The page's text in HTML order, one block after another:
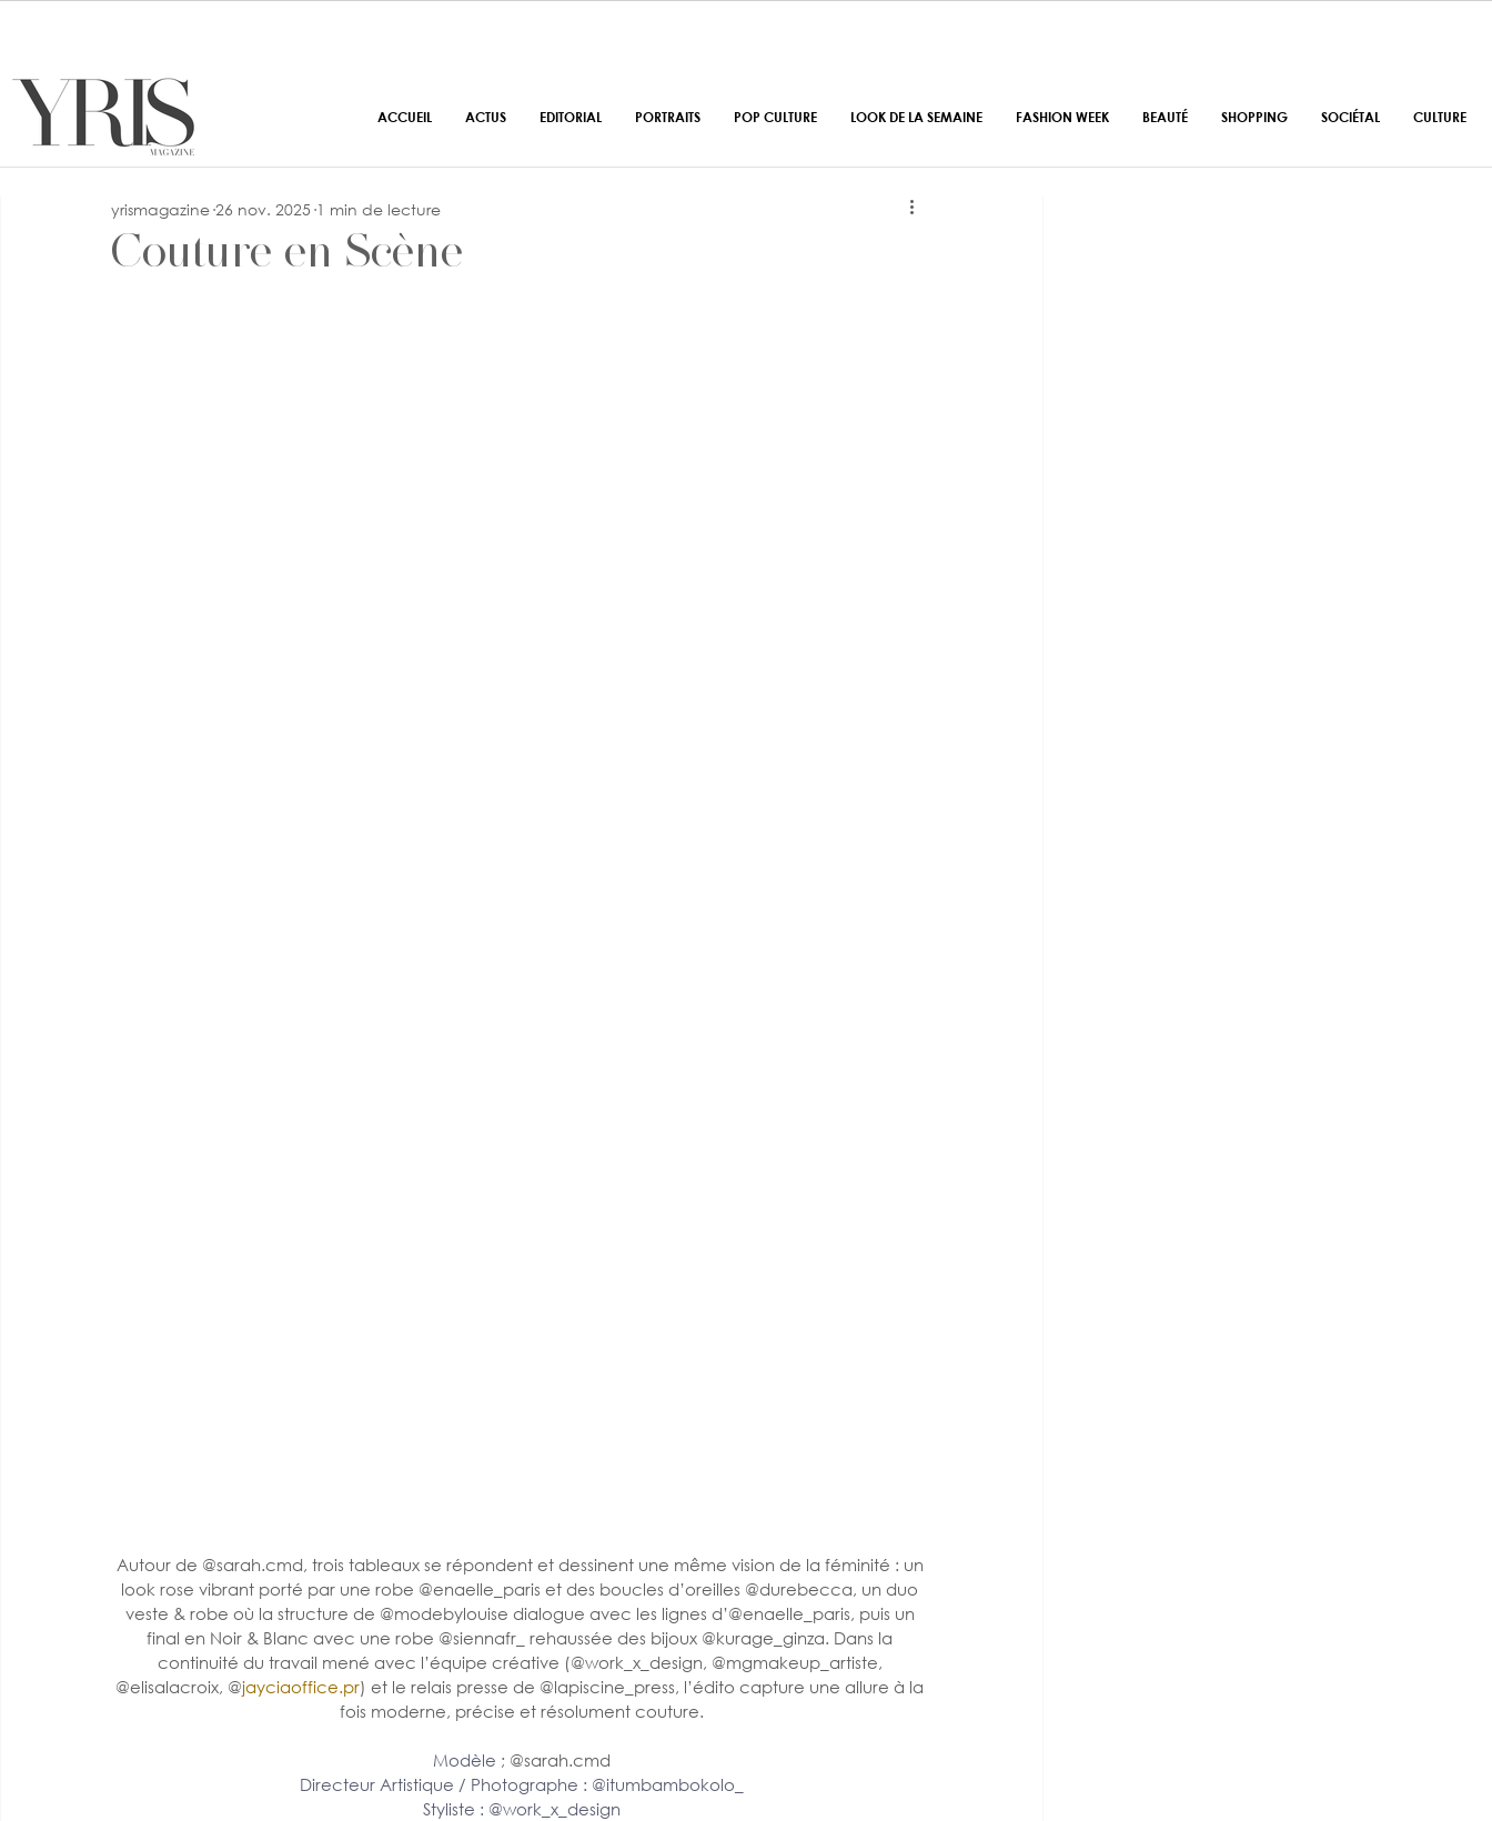
Couture en Scène
yrismagazine 26 nov. 2025 1 min de lecture
Autour de @sarah.cmd, trois tableaux se répondent et dessinent une même vision de la féminité : un
look rose vibrant porté par une robe @enaelle_paris et des boucles d’oreilles @durebecca, un duo
veste & robe où la structure de @modebylouise dialogue avec les lignes d’@enaelle_paris, puis un
final en Noir & Blanc avec une robe @siennafr_ rehaussée des bijoux @kurage_ginza. Dans la
continuité du travail mené avec l’équipe créative (@work_x_design, @mgmakeup_artiste,
@elisalacroix, @jayciaoffice.pr) et le relais presse de @lapiscine_press, l’édito capture une allure à la
fois moderne, précise et résolument couture.
Modèle ; @sarah.cmd
Directeur Artistique / Photographe : @itumbambokolo_
Styliste : @work_x_design
ACCUEIL ACTUS EDITORIAL PORTRAITS POP CULTURE LOOK DE LA SEMAINE FASHION WEEK BEAUTÉ SHOPPING SOCIÉTAL CULTURE